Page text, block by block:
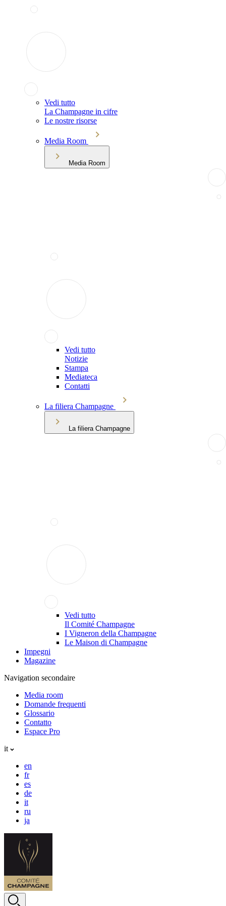
Vedi tutto
La Champagne in cifre
Le nostre risorse
Media Room
Media Room
Vedi tutto
Notizie
Stampa
Mediateca
Contatti
La filiera Champagne
La filiera Champagne
Vedi tutto
Il Comité Champagne
I Vigneron della Champagne
Le Maison di Champagne
Impegni
Magazine
Navigation secondaire
Media room
Domande frequenti
Glossario
Contatto
Espace Pro
it
en
fr
es
de
it
ru
ja